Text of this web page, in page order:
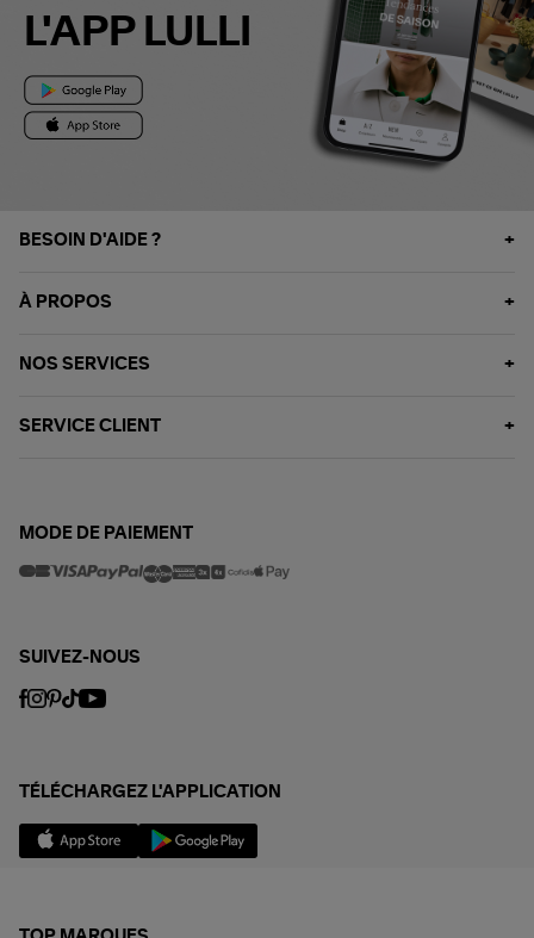
L'APP LULLI
BESOIN D'AIDE ?
À PROPOS
NOS SERVICES
SERVICE CLIENT
MODE DE PAIEMENT
SUIVEZ-NOUS
TÉLÉCHARGEZ L'APPLICATION